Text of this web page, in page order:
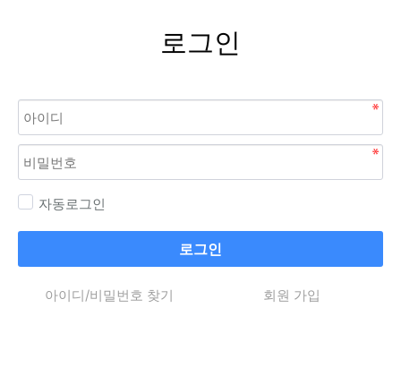
로그인
자동로그인
로그인
아이디/비밀번호 찾기 회원 가입